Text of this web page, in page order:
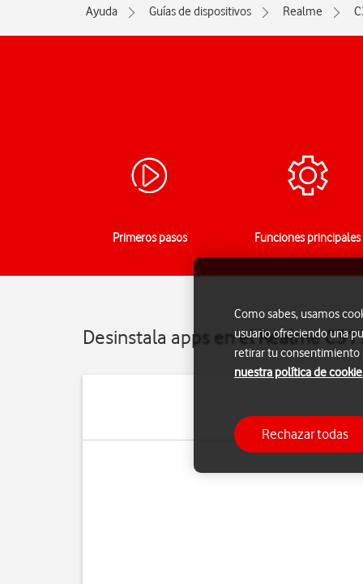
Ayuda Guías de dispositivos Realme
Primeros pasos Funciones principales
Desinstala apps en el Realme
Como sabes, usamos
usuario ofreciendo una
retirar tu consentimiento
nuestra política de
Rechazar todas